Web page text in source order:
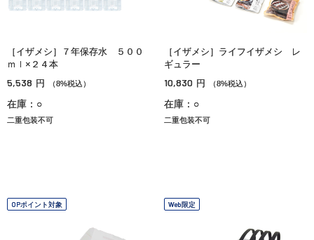
［イザメシ］７年保存水 ５００
ｍｌ×２４本
5,538 円 （8%税込）
在庫：○
二重包装不可
［イザメシ］ライフイザメシ レ
ギュラー
10,830 円 （8%税込）
在庫：○
二重包装不可
OPポイント対象 Web限定